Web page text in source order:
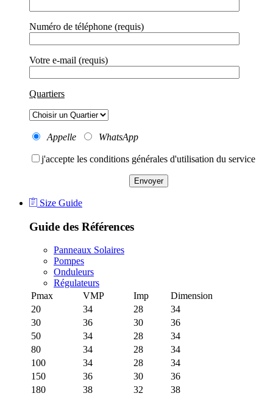
Numéro de téléphone (requis)
Votre e-mail (requis)
Quartiers
Appelle WhatsApp
j'accepte les conditions générales d'utilisation du service
Size Guide
Guide des Références
Panneaux Solaires
Pompes
Onduleurs
Régulateurs
Pmax
VMP Imp
Dimension
20
34 28
34
30
36 30
36
50
34 28
34
80
34 28
34
100
34 28
34
150
36 30
36
180
38 32
38